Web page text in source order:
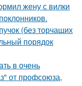
жену с вилки
(без торчащих
порядок
в очень
от профсоюза,